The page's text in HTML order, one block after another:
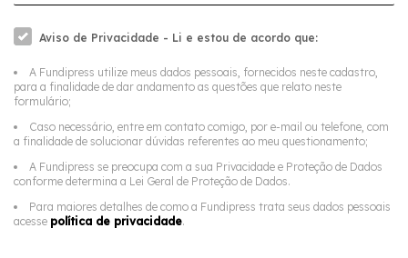
Aviso de Privacidade - Li e estou de acordo que:
A Fundipress utilize meus dados pessoais, fornecidos neste cadastro,
para a finalidade de dar andamento as questões que relato neste
formulário;
Caso necessário, entre em contato comigo, por e-mail ou telefone, com
a finalidade de solucionar dúvidas referentes ao meu questionamento;
A Fundipress se preocupa com a sua Privacidade e Proteção de Dados
conforme determina a Lei Geral de Proteção de Dados.
Para maiores detalhes de como a Fundipress trata seus dados pessoais
acesse política de privacidade.